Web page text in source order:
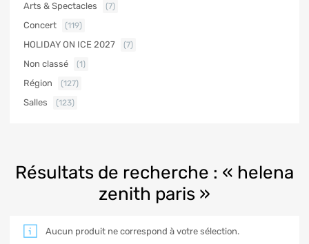
Résultats de recherche : « helena
zenith paris »
Aucun produit ne correspond à votre sélection.
Arts & Spectacles (7)
Concert (119)
HOLIDAY ON ICE 2027 (7)
Non classé (1)
Région (127)
Salles (123)